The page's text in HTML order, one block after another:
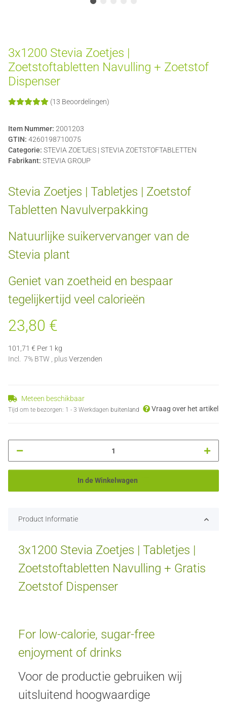
3x1200 Stevia Zoetjes |
Zoetstoftabletten Navulling + Zoetstof
Dispenser
(13 Beoordelingen)
Item Nummer: 2001203
GTIN: 4260198710075
Categorie: STEVIA ZOETJES | STEVIA ZOETSTOFTABLETTEN
Fabrikant: STEVIA GROUP
Stevia Zoetjes | Tabletjes | Zoetstof
Tabletten Navulverpakking
Natuurlijke suikervervanger van de
Stevia plant
Geniet van zoetheid en bespaar
tegelijkertijd veel calorieën
23,80 €
101,71 € Per 1 kg
Incl. 7% BTW , plusVerzenden
Meteen beschikbaar
Tijd om te bezorgen: 1 - 3 Werkdagen buitenland Vraag over het artikel
In de Winkelwagen
Product Informatie
3x1200 Stevia Zoetjes | Tabletjes |
Zoetstoftabletten Navulling + Gratis
Zoetstof Dispenser
For low-calorie, sugar-free
enjoyment of drinks
Voor de productie gebruiken wij
uitsluitend hoogwaardige